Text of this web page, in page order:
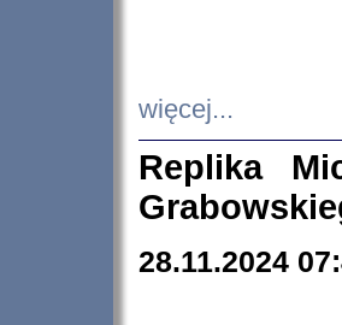
więcej...
Replika
28.11.2024